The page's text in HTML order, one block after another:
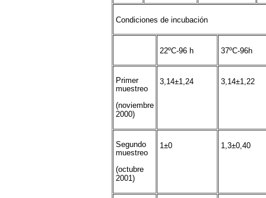
Condiciones de incubación
22ºC-96 h 37ºC-96h
Primer
muestreo
(noviembre
2000)
3,14±1,24 3,14±1,22
Segundo
muestreo
(octubre
2001)
1±0 1,3±0,40